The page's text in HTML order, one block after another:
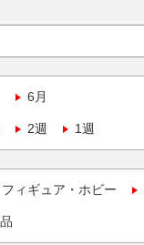
6月
2週 1週
フィギュア・ホビー